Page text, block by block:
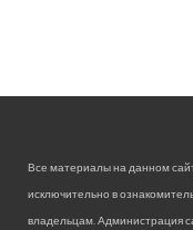
Все материалы на данном
исключительно в
владельцам. Администрация